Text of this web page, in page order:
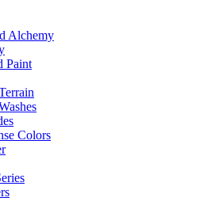
Alchemy
Paint
Colors